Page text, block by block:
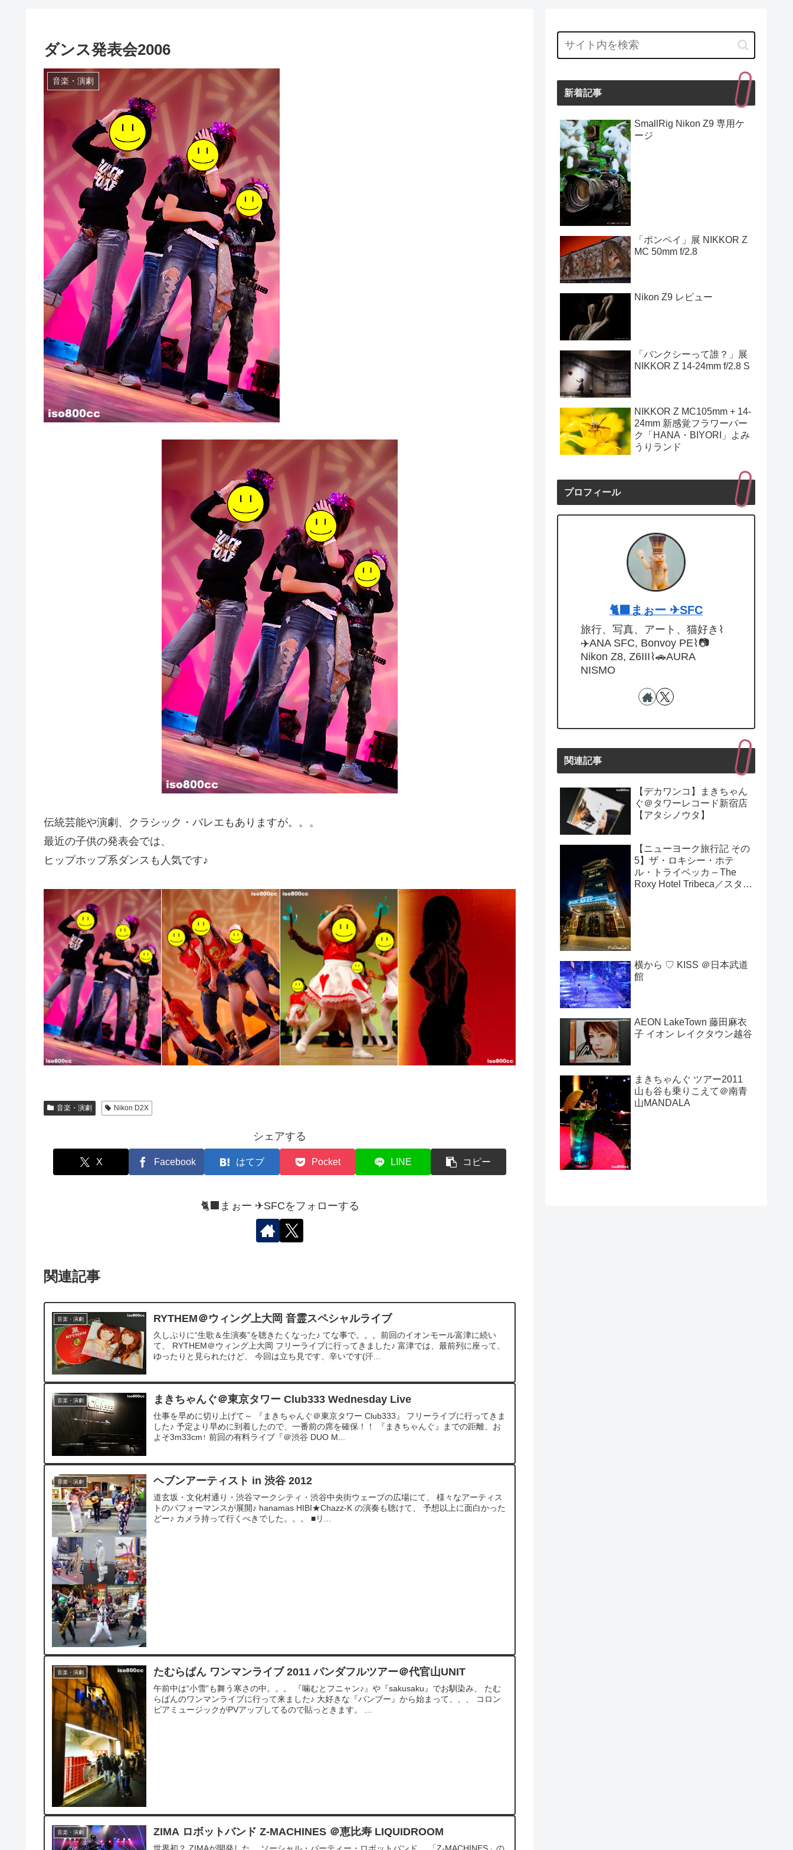
ダンス発表会2006
音楽・演劇
伝統芸能や演劇、クラシック・バレエもありますが。。。
最近の子供の発表会では、
ヒップホップ系ダンスも人気です♪
音楽・演劇 Nikon D2X
シェアする
X Facebook はてブ Pocket LINE コピー
🐈‍⬛まぉー ✈︎SFCをフォローする
関連記事
音楽・演劇 RYTHEM＠ウィング上大岡 音霊スペシャルライブ
久しぶりに“生歌＆生演奏”を聴きたくなった♪ てな事で。。。前回のイオンモール富津に続い
て、 RYTHEM＠ウィング上大岡 フリーライブに行ってきました♪ 富津では、最前列に座って、
ゆったりと見られたけど、 今回は立ち見です、辛いです(汗...
音楽・演劇 まきちゃんぐ＠東京タワー Club333 Wednesday Live
仕事を早めに切り上げて～ 『まきちゃんぐ＠東京タワー Club333』 フリーライブに行ってきま
した♪ 予定より早めに到着したので、一番前の席を確保！！ 『まきちゃんぐ』までの距離、お
よそ3m33cm↑ 前回の有料ライブ『＠渋谷 DUO M...
音楽・演劇 ヘブンアーティスト in 渋谷 2012
道玄坂・文化村通り・渋谷マークシティ・渋谷中央街ウェーブの広場にて、 様々なアーティス
トのパフォーマンスが展開♪ hanamas HIBI★Chazz-K の演奏も聴けて、 予想以上に面白かった
どー♪ カメラ持って行くべきでした。。。 ■リ...
音楽・演劇 たむらぱん ワンマンライブ 2011 パンダフルツアー＠代官山UNIT
午前中は“小雪”も舞う寒さの中。。。 『噛むとフニャン♪』や『sakusaku』でお馴染み、 たむ
らぱんのワンマンライブに行って来ました♪ 大好きな『バンブー』から始まって、、、 コロン
ビアミュージックがPVアップしてるので貼っときます。 ...
音楽・演劇 ZIMA ロボットバンド Z-MACHINES ＠恵比寿 LIQUIDROOM
世界初？ ZIMAが開発した、 ソーシャル・パーティー・ロボットバンド、 「Z-MACHINES」の
新着記事
SmallRig Nikon Z9 専用ケ
ージ
「ポンペイ」展 NIKKOR Z
MC 50mm f/2.8
Nikon Z9 レビュー
「バンクシーって誰？」展
NIKKOR Z 14-24mm f/2.8 S
NIKKOR Z MC105mm + 14-
24mm 新感覚フラワーパー
ク「HANA・BIYORI」よみ
うりランド
プロフィール
🐈‍⬛まぉー ✈︎SFC
旅行、写真、アート、猫好き⌇
✈️ANA SFC, Bonvoy PE⌇📷
Nikon Z8, Z6III⌇🚗AURA
NISMO
関連記事
【デカワンコ】まきちゃん
ぐ＠タワーレコード新宿店
【アタシノウタ】
【ニューヨーク旅行記 その
5】ザ・ロキシー・ホテ
ル・トライベッカ – The
Roxy Hotel Tribeca／スタジ
横から ♡ KISS ＠日本武道
館
AEON LakeTown 藤田麻衣
子 イオン レイクタウン越谷
まきちゃんぐ ツアー2011
山も谷も乗りこえて＠南青
山MANDALA